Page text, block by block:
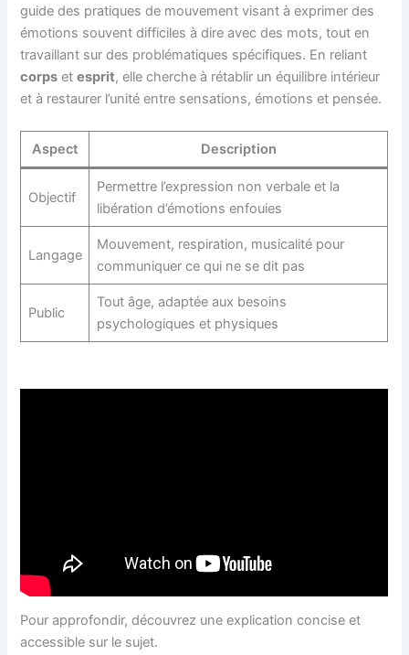
guide des pratiques de mouvement visant à exprimer des
émotions souvent difficiles à dire avec des mots, tout en
travaillant sur des problématiques spécifiques. En reliant
corps etesprit, elle cherche à rétablir un équilibre intérieur
et à restaurer l’unité entre sensations, émotions et pensée.
Aspect Description
Objectif
Permettre l’expression non verbale et la
libération d’émotions enfouies
Langage
Mouvement, respiration, musicalité pour
communiquer ce qui ne se dit pas
Public
Tout âge, adaptée aux besoins
psychologiques et physiques
Pour approfondir, découvrez une explication concise et
accessible sur le sujet.